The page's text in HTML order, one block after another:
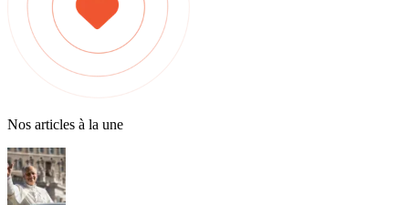
Nos articles à la une